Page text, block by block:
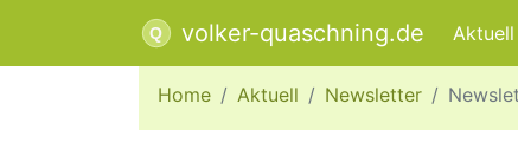
volker-quaschning.de Aktuell
Home Aktuell Newsletter